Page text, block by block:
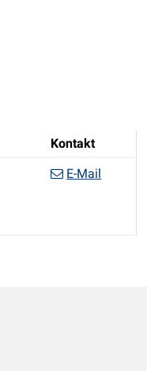
Kontakt
E-Mail